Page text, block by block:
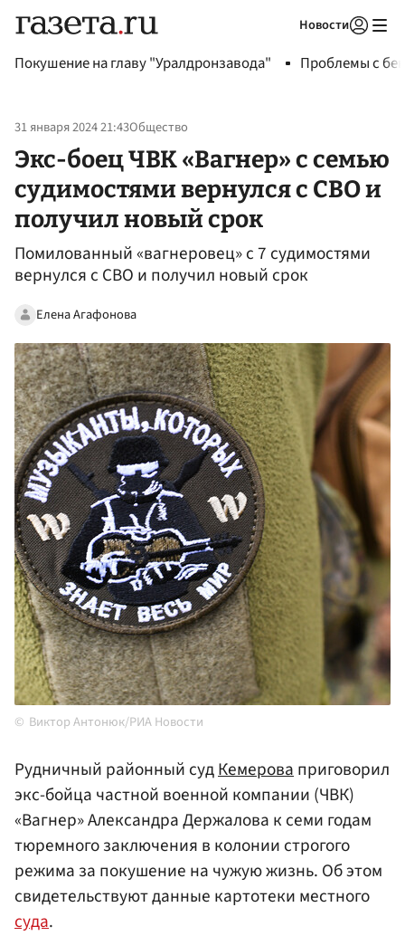
Новости
Покушение на главу "Уралдронзавода" Проблемы с
31 января 2024 21:43Общество
Экс-боец ЧВК «Вагнер» с семью
судимостями вернулся с СВО и
получил новый срок
Помилованный «вагнеровец» с 7 судимостями
вернулся с СВО и получил новый срок
Елена Агафонова
Виктор Антонюк/РИА Новости
Рудничный районный судКемероваприговорил
экс-бойца частной военной компании (ЧВК)
«Вагнер» Александра Держалова к семи годам
тюремного заключения в колонии строгого
режима за покушение на чужую жизнь. Об этом
свидетельствуют данные картотеки местного
суда.